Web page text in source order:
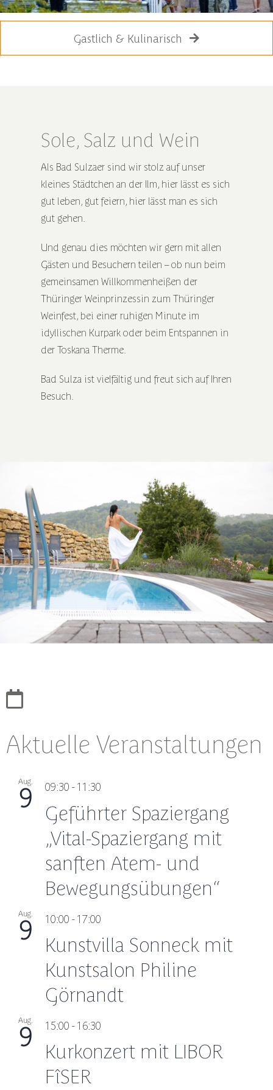
Gastlich & Kulinarisch
Sole, Salz und Wein
Als Bad Sulzaer sind wir stolz auf unser
kleines Städtchen an der Ilm, hier lässt es sich
gut leben, gut feiern, hier lässt man es sich
gut gehen.
Und genau dies möchten wir gern mit allen
Gästen und Besuchern teilen – ob nun beim
gemeinsamen Willkommenheißen der
Thüringer Weinprinzessin zum Thüringer
Weinfest, bei einer ruhigen Minute im
idyllischen Kurpark oder beim Entspannen in
der Toskana Therme.
Bad Sulza ist vielfältig und freut sich auf Ihren
Besuch.
Aktuelle Veranstaltungen
Aug.
9 09:30 -11:30
Geführter Spaziergang
„Vital-Spaziergang mit
sanften Atem- und
Bewegungsübungen“
Aug.
9 10:00 -17:00
Kunstvilla Sonneck mit
Kunstsalon Philine
Görnandt
Aug.
9 15:00 -16:30
Kurkonzert mit LIBOR
FîSER